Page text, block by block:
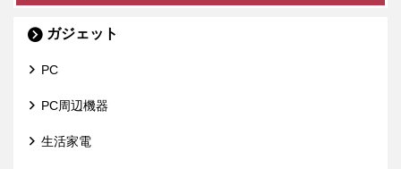
ガジェット
PC
PC周辺機器
生活家電